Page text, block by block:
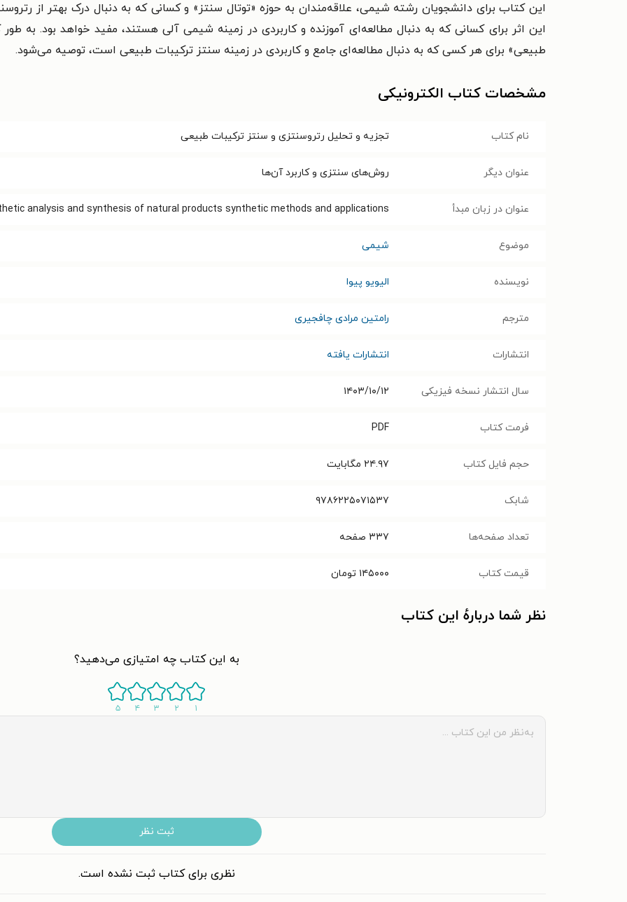
این کتاب برای دانشجویان رشته شیمی، علاقه‌مندان به حوزه «توتال سنتز» و کسانی که به دنبال درک بهتر از
این اثر برای کسانی که به دنبال مطالعه‌ای آموزنده و کاربردی در زمینه شیمی آلی هستند، مفید خواهد بود. به
طبیعی» برای هر کسی که به دنبال مطالعه‌ای جامع و کاربردی در زمینه سنتز ترکیبات طبیعی است، توصیه می‌شود.
مشخصات کتاب الکترونیکی
نام کتاب تجزیه و تحلیل رتروسنتزی و سنتز ترکیبات طبیعی
عنوان دیگر روش‌های سنتزی و کاربرد آن‌ها
عنوان در زبان مبدأ analysis and synthesis of natural products synthetic methods and applications
موضوع شیمی
نویسنده الیویو پیوا
مترجم رامتین مرادی چافجیری
انتشارات انتشارات یافته
سال انتشار نسخه فیزیکی ۱۴۰۳/۱۰/۱۲
فرمت کتاب PDF
حجم فایل کتاب ۲۴.۹۷ مگابایت
شابک ۹۷۸۶۲۲۵۰۷۱۵۳۷
تعداد صفحه‌ها ۳۳۷ صفحه
قیمت کتاب ۱۴۵۰۰۰ تومان
نظر شما دربارهٔ این کتاب
به این کتاب چه امتیازی می‌دهید؟
۱ ۲ ۳ ۴ ۵
ثبت نظر
نظری برای کتاب ثبت نشده است.